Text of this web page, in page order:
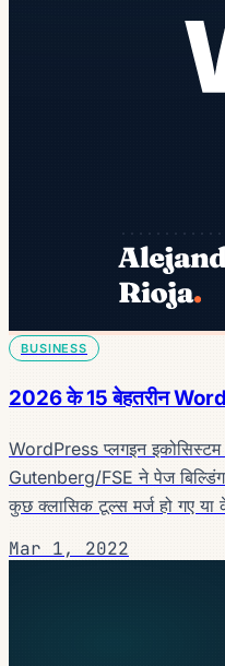
BUSINESS
2026 के 15 बेहतरीन
WordPress प्लगइन इकोसिस्टम
Gutenberg/FSE ने पेज
कुछ क्लासिक टूल्स मर्ज हो गए या
Mar 1, 2022